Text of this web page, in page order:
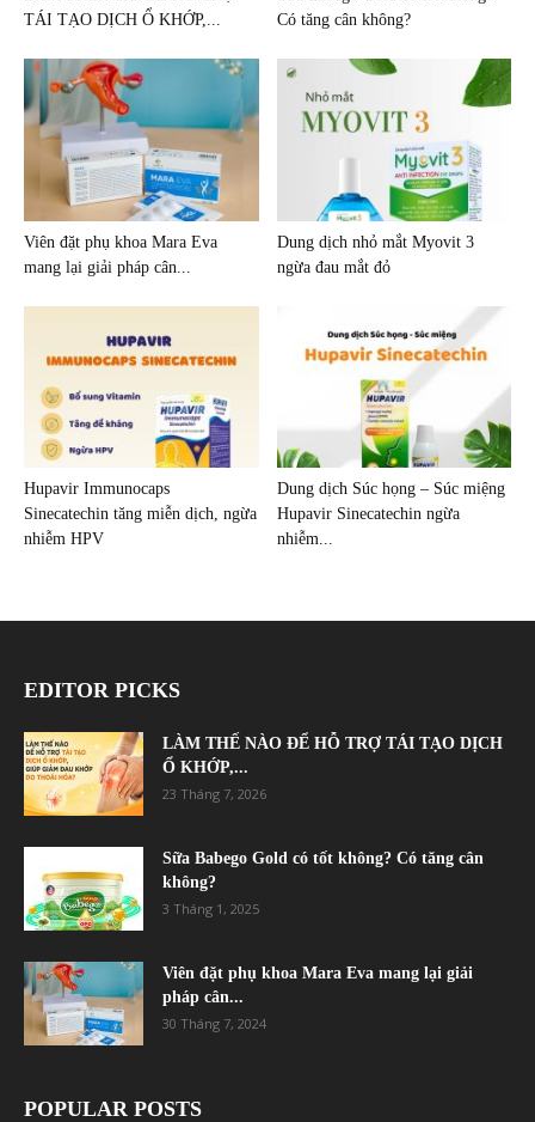
TÁI TẠO DỊCH Ổ KHỚP,...
Có tăng cân không?
Viên đặt phụ khoa Mara Eva
mang lại giải pháp cân...
Dung dịch nhỏ mắt Myovit 3
ngừa đau mắt đỏ
Hupavir Immunocaps
Sinecatechin tăng miễn dịch, ngừa
nhiễm HPV
Dung dịch Súc họng – Súc miệng
Hupavir Sinecatechin ngừa
nhiễm...
EDITOR PICKS
LÀM THẾ NÀO ĐỂ HỖ TRỢ TÁI TẠO DỊCH
Ổ KHỚP,...
23 Tháng 7, 2026
Sữa Babego Gold có tốt không? Có tăng cân
không?
3 Tháng 1, 2025
Viên đặt phụ khoa Mara Eva mang lại giải
pháp cân...
30 Tháng 7, 2024
POPULAR POSTS